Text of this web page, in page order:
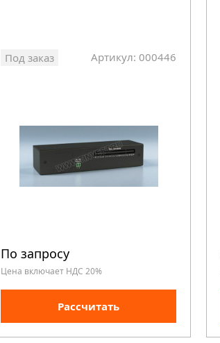
Под заказ Артикул: 000446
По запросу
Цена включает НДС 20%
Рассчитать